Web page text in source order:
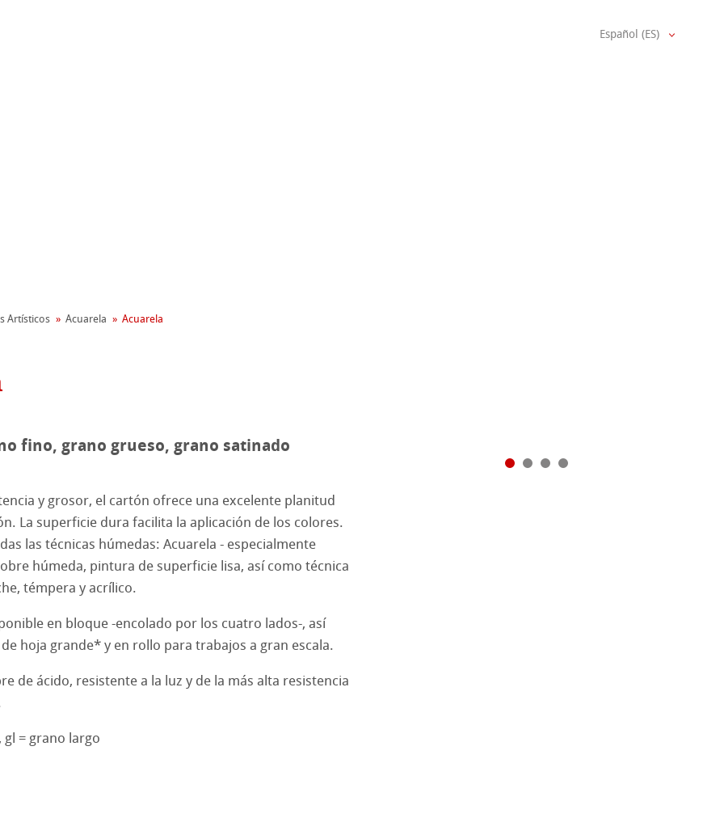
ICC
Program
Albums
FineArt
de Hahnemuehle
Español (ES)
Artísticos Acuarela Acuarela
fino, grano grueso, grano satinado
y grosor, el cartón ofrece una excelente planitud
La superficie dura facilita la aplicación de los colores.
las técnicas húmedas: Acuarela - especialmente
húmeda, pintura de superficie lisa, así como técnica
témpera y acrílico.
en bloque -encolado por los cuatro lados-, así
hoja grande* y en rollo para trabajos a gran escala.
de ácido, resistente a la luz y de la más alta resistencia
= grano largo